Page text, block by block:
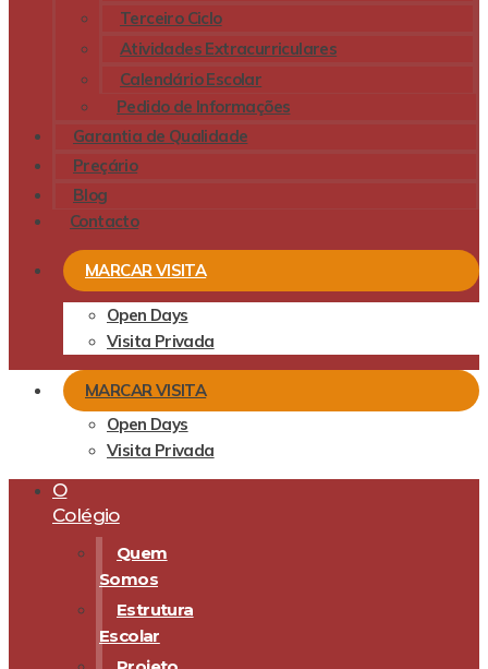
Terceiro Ciclo
Atividades Extracurriculares
Calendário Escolar
Pedido de Informações
Garantia de Qualidade
Preçário
Blog
Contacto
MARCAR VISITA
Open Days
Visita Privada
MARCAR VISITA
Open Days
Visita Privada
O
Colégio
Quem
Somos
Estrutura
Escolar